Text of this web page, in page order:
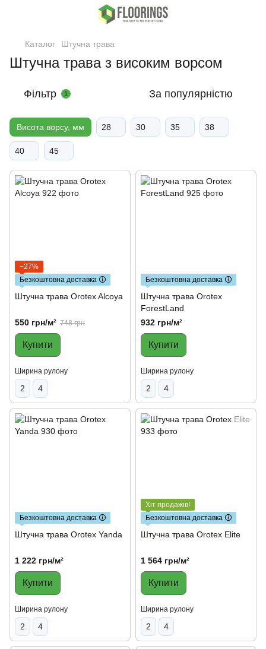
Каталог Штучна трава
Штучна трава з високим ворсом
Фільтр 1 За популярністю
Висота ворсу, мм 28 30 35 38
40 45
−27%
Безкоштовна доставка 🛈
Штучна трава Orotex Alcoya
550 грн/м² 748 грн
Купити
Ширина рулону
2 4
Безкоштовна доставка 🛈
Штучна трава Orotex
ForestLand
932 грн/м²
Купити
Ширина рулону
2 4
Безкоштовна доставка 🛈
Штучна трава Orotex Yanda
1 222 грн/м²
Купити
Ширина рулону
2 4
Хіт продажів!
Безкоштовна доставка 🛈
Штучна трава Orotex Elite
1 564 грн/м²
Купити
Ширина рулону
2 4